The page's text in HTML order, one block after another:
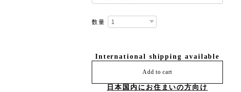
数量
International shipping available
Add to cart
日本国内にお住まいの方向け